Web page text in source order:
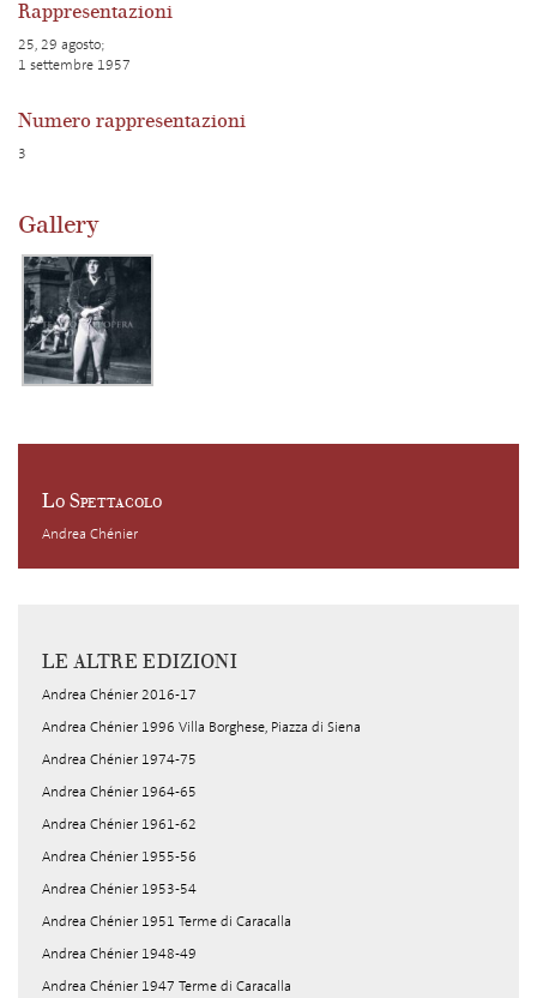
Rappresentazioni
25, 29 agosto;
1 settembre 1957
Numero rappresentazioni
3
Gallery
Lo Spettacolo
Andrea Chénier
LE ALTRE EDIZIONI
Andrea Chénier 2016-17
Andrea Chénier 1996 Villa Borghese, Piazza di Siena
Andrea Chénier 1974-75
Andrea Chénier 1964-65
Andrea Chénier 1961-62
Andrea Chénier 1955-56
Andrea Chénier 1953-54
Andrea Chénier 1951 Terme di Caracalla
Andrea Chénier 1948-49
Andrea Chénier 1947 Terme di Caracalla